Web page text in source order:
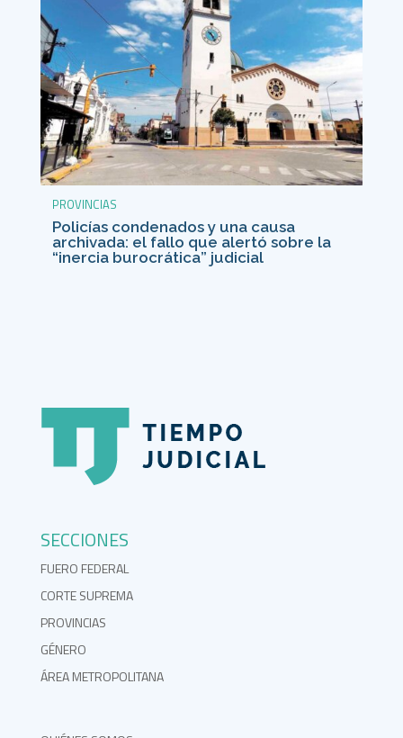
PROVINCIAS
Policías condenados y una causa
archivada: el fallo que alertó sobre la
“inercia burocrática” judicial
SECCIONES
FUERO FEDERAL
CORTE SUPREMA
PROVINCIAS
GÉNERO
ÁREA METROPOLITANA